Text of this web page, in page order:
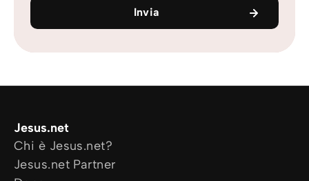
Invia
Jesus.net
Chi è Jesus.net?
Jesus.net Partner